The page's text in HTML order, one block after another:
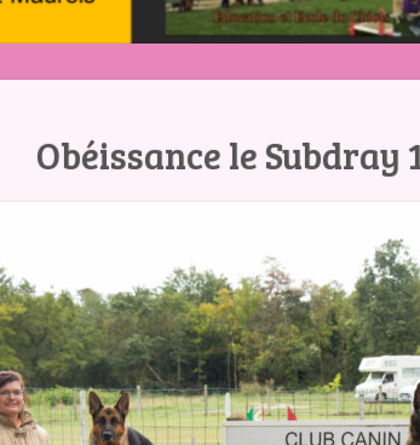
Obéissance le Subdray